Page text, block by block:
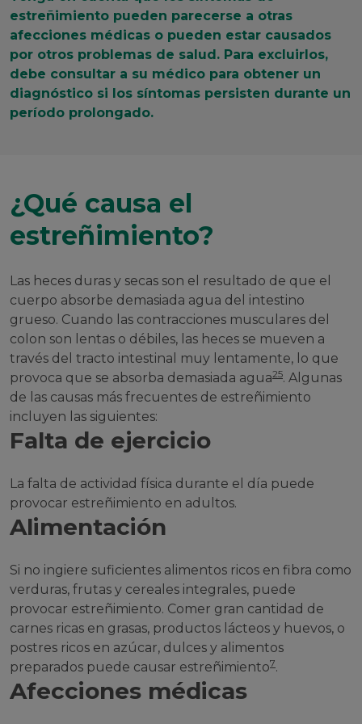
estreñimiento pueden parecerse a otras
afecciones médicas o pueden estar causados
por otros problemas de salud. Para excluirlos,
debe consultar a su médico para obtener un
diagnóstico si los síntomas persisten durante un
período prolongado.
¿Qué causa el
estreñimiento?
Las heces duras y secas son el resultado de que el
cuerpo absorbe demasiada agua del intestino
grueso. Cuando las contracciones musculares del
colon son lentas o débiles, las heces se mueven a
través del tracto intestinal muy lentamente, lo que
provoca que se absorba demasiada agua25. Algunas
de las causas más frecuentes de estreñimiento
incluyen las siguientes:
Falta de ejercicio
La falta de actividad física durante el día puede
provocar estreñimiento en adultos.
Alimentación
Si no ingiere suficientes alimentos ricos en fibra como
verduras, frutas y cereales integrales, puede
provocar estreñimiento. Comer gran cantidad de
carnes ricas en grasas, productos lácteos y huevos, o
postres ricos en azúcar, dulces y alimentos
preparados puede causar estreñimiento7.
Afecciones médicas